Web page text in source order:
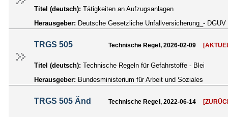
Titel (deutsch): Tätigkeiten an Aufzugsanlagen
Herausgeber: Deutsche Gesetzliche Unfallversicherung_- DGUV
TRGS 505 Technische Regel, 2026-02-09
Titel (deutsch): Technische Regeln für Gefahrstoffe - Blei
Herausgeber: Bundesministerium für Arbeit und Soziales
TRGS 505 Änd Technische Regel, 2022-06-14